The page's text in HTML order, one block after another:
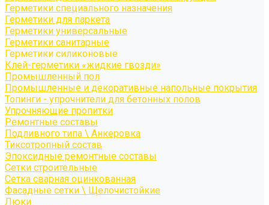
Герметики специального назначения
Герметики для паркета
Герметики универсальные
Герметики санитарные
Герметики силиконовые
Клей-герметики «жидкие гвозди»
Промышленный пол
Промышленные и декоративные напольные покрытия
Топинги - упрочнители для бетонных полов
Упрочняющие пропитки
Ремонтные составы
Подливного типа \ Анкеровка
Тиксотропный состав
Эпоксидные ремонтные составы
Сетки строительные
Сетка сварная оцинкованная
Фасадные сетки \ Щелочистойкие
Люки